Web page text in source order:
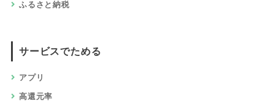
ふるさと納税
サービスでためる
アプリ
高還元率